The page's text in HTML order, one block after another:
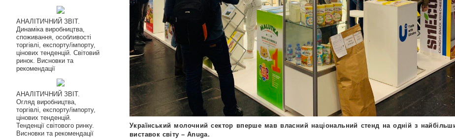
Український молочний сектор вперше мав власний національний стенд на одній з
виставок світу – Anuga.
АНАЛІТИЧНИЙ ЗВІТ.
Динаміка виробництва,
споживання, особливості
торгівлі, експорту/імпорту,
цінових тенденцій. Світовий
ринок. Висновки та
рекомендації
АНАЛІТИЧНИЙ ЗВІТ.
Огляд виробництва,
торгівлі, експорту/імпорту,
цінових тенденцій.
Тенденції світового ринку.
Висновки та рекомендації